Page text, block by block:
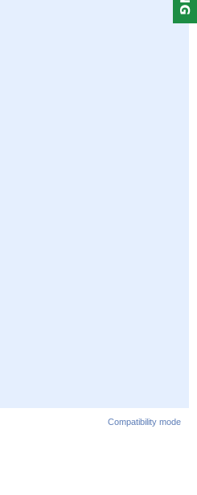
Compatibility mode